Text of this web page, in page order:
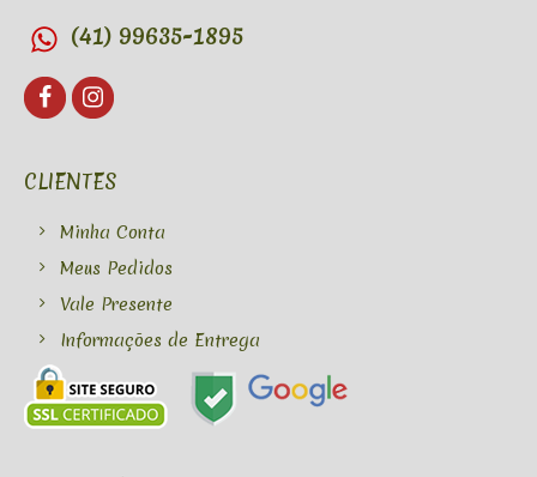
(41) 99635-1895
CLIENTES
Minha Conta
Meus Pedidos
Vale Presente
Informações de Entrega